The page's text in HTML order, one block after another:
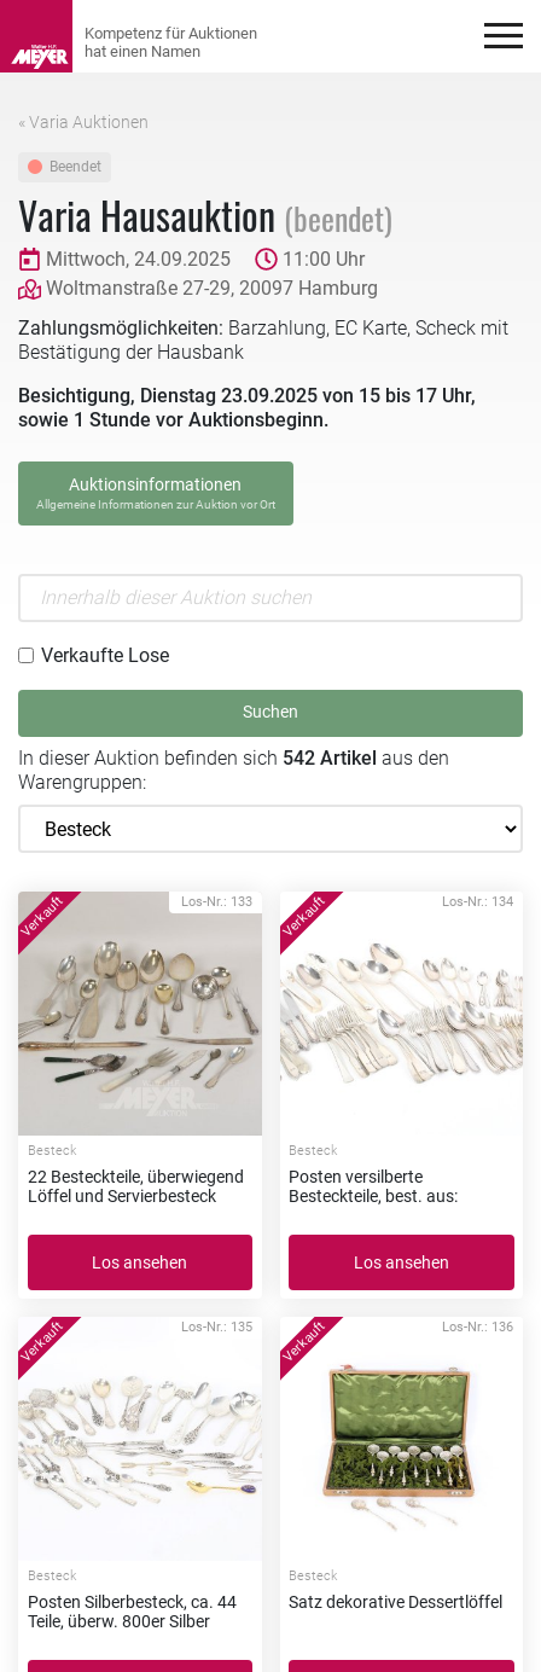
« Varia Auktionen
Beendet
Varia Hausauktion (beendet)
Mittwoch, 24.09.2025
11:00 Uhr
Woltmanstraße 27-29, 20097 Hamburg
Zahlungsmöglichkeiten: Barzahlung, EC Karte, Scheck mit
Bestätigung der Hausbank
Besichtigung, Dienstag 23.09.2025 von 15 bis 17 Uhr,
sowie 1 Stunde vor Auktionsbeginn.
Auktionsinformationen
Allgemeine Informationen zur Auktion vor Ort
Verkaufte Lose
Suchen
In dieser Auktion befinden sich 542 Artikel aus den
Warengruppen:
Los-Nr.: 133
Besteck
22 Besteckteile, überwiegend
Löffel und Servierbesteck
Los ansehen
Los-Nr.: 134
Besteck
Posten versilberte
Besteckteile, best. aus:
Los ansehen
Los-Nr.: 135
Besteck
Posten Silberbesteck, ca. 44
Teile, überw. 800er Silber
Los-Nr.: 136
Besteck
Satz dekorative Dessertlöffel